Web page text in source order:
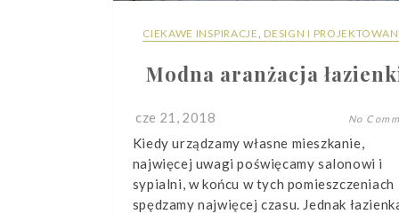
CIEKAWE INSPIRACJE DESIGN I
Modna aranżacja
cze 21, 2018 No
Kiedy urządzamy własne mieszkanie,
najwięcej uwagi poświęcamy salonowi i
sypialni, w końcu w tych pomieszczeniach
spędzamy najwięcej czasu. Jednak